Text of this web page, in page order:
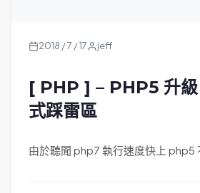
2018 / 7 / 17 jeff
[ PHP ] – PHP5 升
式踩雷區
由於聽聞 php7 執行速度快上 php5